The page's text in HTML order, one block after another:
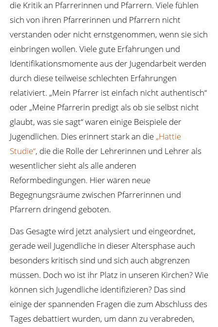
die Kritik an Pfarrerinnen und Pfarrern. Viele fühlen
sich von ihren Pfarrerinnen und Pfarrern nicht
verstanden oder nicht ernstgenommen, wenn sie sich
einbringen wollen. Viele gute Erfahrungen und
Identifikationsmomente aus der Jugendarbeit werden
durch diese teilweise schlechten Erfahrungen
relativiert. „Mein Pfarrer ist einfach nicht authentisch“
oder „Meine Pfarrerin predigt als ob sie selbst nicht
glaubt, was sie sagt“ waren einige Beispiele der
Jugendlichen. Dies erinnert stark an die „Hattie
Studie“, die die Rolle der Lehrerinnen und Lehrer als
wesentlicher sieht als alle anderen
Reformbedingungen. Hier wären neue
Begegnungsräume zwischen Pfarrerinnen und
Pfarrern dringend geboten.
Das Gesagte wird jetzt analysiert und eingeordnet,
gerade weil Jugendliche in dieser Altersphase auch
besonders kritisch sind und sich auch abgrenzen
müssen. Doch wo ist ihr Platz in unseren Kirchen? Wie
können sich Jugendliche identifizieren? Das sind
einige der spannenden Fragen die zum Abschluss des
Tages debattiert wurden, um dann zu verabreden,